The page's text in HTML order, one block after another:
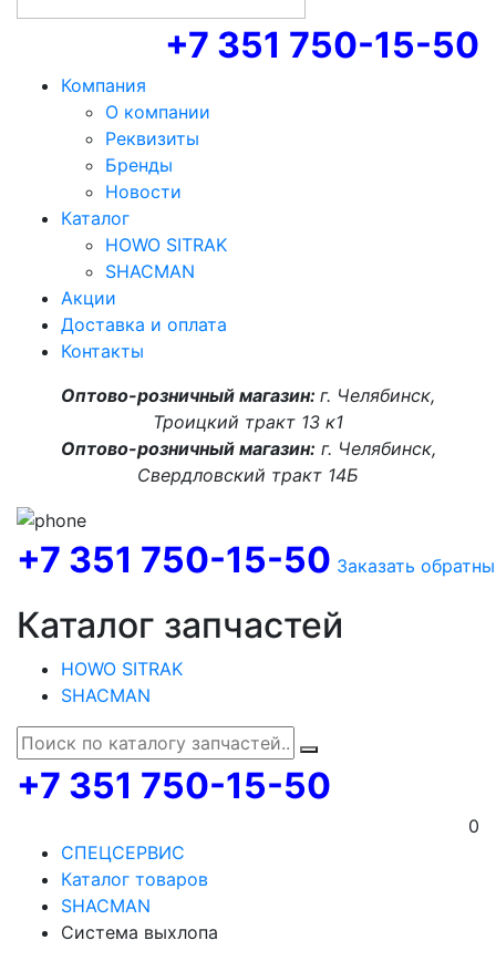
+7 351 750-15-50
Компания
О компании
Реквизиты
Бренды
Новости
Каталог
HOWO SITRAK
SHACMAN
Акции
Доставка и оплата
Контакты
Оптово-розничный магазин: г. Челябинск,
Троицкий тракт 13 к1
Оптово-розничный магазин:г. Челябинск,
Свердловский тракт 14Б
+7 351 750-15-50 Заказать
Каталог запчастей
HOWO SITRAK
SHACMAN
+7 351 750-15-50
0
СПЕЦСЕРВИС
Каталог товаров
SHACMAN
Система выхлопа